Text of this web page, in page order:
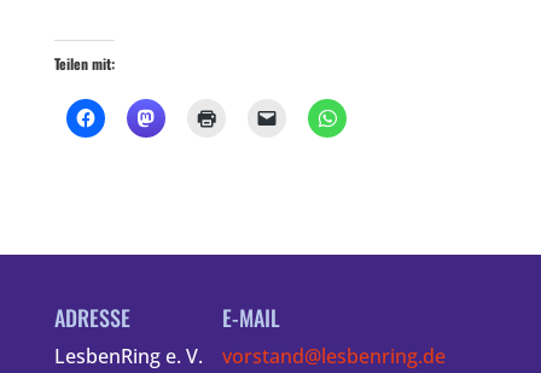
Teilen mit:
ADRESSE
LesbenRing e. V.
E-MAIL
vorstand@lesbenring.de